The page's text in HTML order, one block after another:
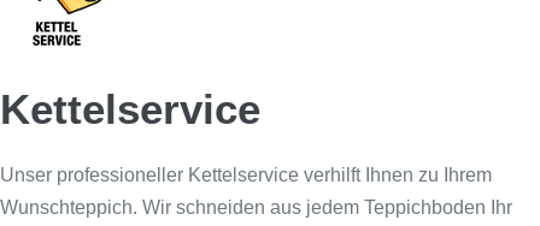
Kettelservice
Unser professioneller Kettelservice verhilft Ihnen zu Ihrem
Wunschteppich. Wir schneiden aus jedem Teppichboden Ihr